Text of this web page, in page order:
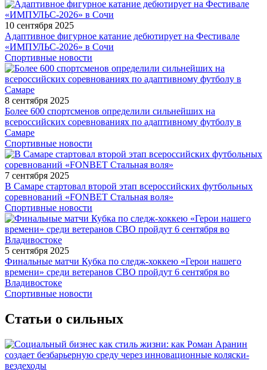
10 сентября 2025
Адаптивное фигурное катание дебютирует на Фестивале
«ИМПУЛЬС-2026» в Сочи
Спортивные новости
8 сентября 2025
Более 600 спортсменов определили сильнейших на
всероссийских соревнованиях по адаптивному футболу в
Самаре
Спортивные новости
7 сентября 2025
В Самаре стартовал второй этап всероссийских футбольных
соревнований «FONBET Стальная воля»
Спортивные новости
5 сентября 2025
Финальные матчи Кубка по следж-хоккею «Герои нашего
времени» среди ветеранов СВО пройдут 6 сентября во
Владивостоке
Спортивные новости
Статьи о сильных